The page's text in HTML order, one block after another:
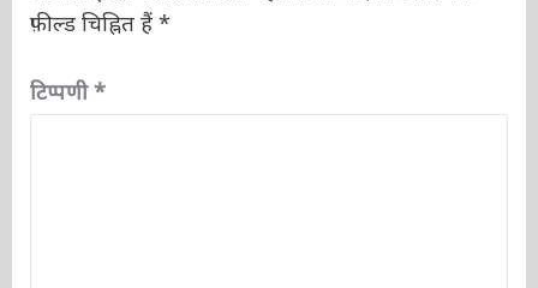
आपका ईमेल पता प्रकाशित नहीं किया जाएगा.
टिप्पणी*